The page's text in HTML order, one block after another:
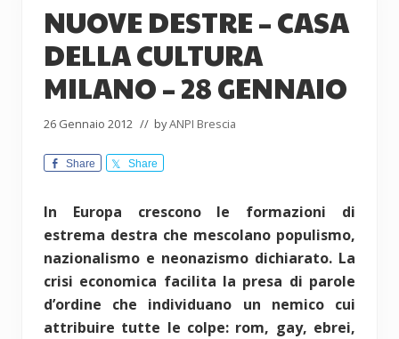
NUOVE DESTRE – CASA
DELLA CULTURA
MILANO – 28 GENNAIO
26 Gennaio 2012 // byANPI Brescia
Share Share
In Europa crescono le formazioni di
estrema destra che mescolano populismo,
nazionalismo e neonazismo dichiarato. La
crisi economica facilita la presa di parole
d’ordine che individuano un nemico cui
attribuire tutte le colpe: rom, gay, ebrei,